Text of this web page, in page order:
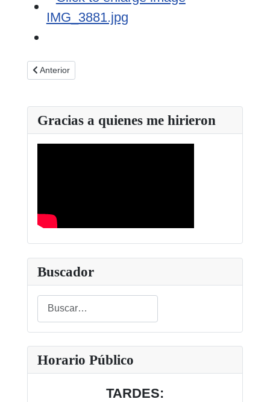
Artículo anterior: FAJER 30 años en imágenes
Anterior
Gracias a quienes me hirieron
Buscador
Buscar
Type 2 or more characters for results.
Horario Público
TARDES: